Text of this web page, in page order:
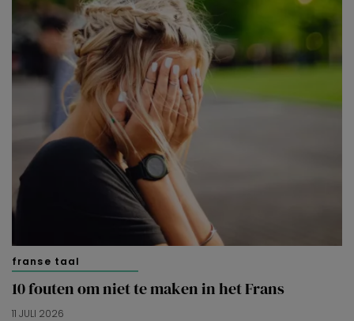
franse taal
10 fouten om niet te maken in het Frans
11 JULI 2026